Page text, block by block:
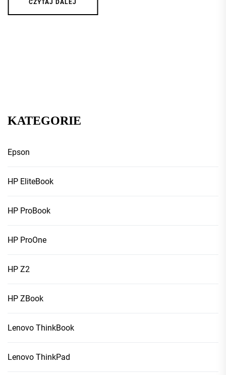
CZYTAJ DALEJ
KATEGORIE
Epson
HP EliteBook
HP ProBook
HP ProOne
HP Z2
HP ZBook
Lenovo ThinkBook
Lenovo ThinkPad